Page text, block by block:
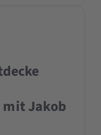
Jakob